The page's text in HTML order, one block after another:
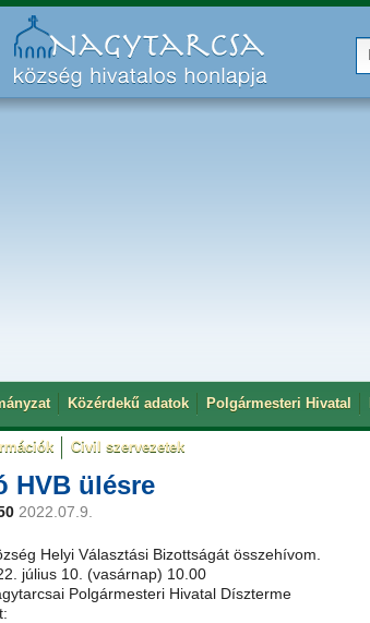
Közérdekű adatok Polgármesteri Hivatal
Civil szervezetek
HVB ülésre
2022.07.9.
Helyi Választási Bizottságát összehívom.
július 10. (vasárnap) 10.00
Polgármesteri Hivatal Díszterme